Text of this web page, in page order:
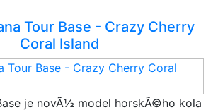
Tour Base - Crazy Cherry
Coral Island
je novÃ½ model horskÃ©ho kola